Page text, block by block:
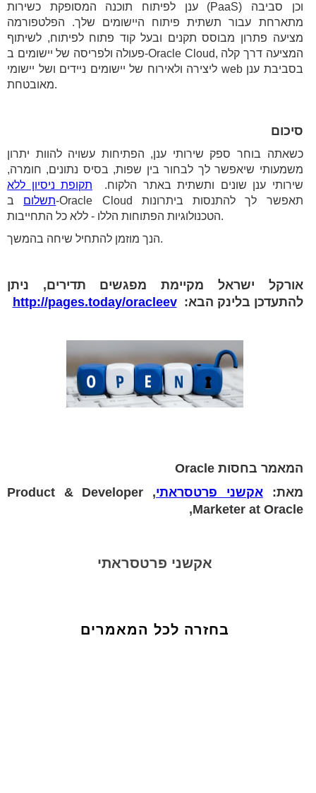
ענן לפיתוח תוכנה המסופקת כשירות (PaaS) וכן סביבה
מתארחת עבור תשתית פיתוח היישומים שלך. הפלטפורמה
מציעה פתרון מבוסס תקנים ובעל קוד פתוח לפיתוח, לשיתוף
פעולה ולפריסה של יישומים ב-Oracle Cloud, המציעה דרך קלה
ליצירה ולאירוח של יישומים ניידים ושל יישומי web בסביבת ענן
מאובטחת.
סיכום
כשאתה בוחר ספק שירותי ענן, הפתיחות עשויה להוות יתרון
משמעותי שיאפשר לך לבחור בין שפות, בסיס נתונים, חומרה,
שירותי ענן שונים ותשתית באתר הלקוח. תקופת ניסיון ללא
תשלום ב-Oracle Cloud תאפשר לך להתנסות ביתרונות
הטכנולוגיות הפתוחות הללו - ללא כל התחייבות.
הנך מוזמן להתחיל שיחה בהמשך.
אורקל ישראל מקיימת מפגשים תדירים, ניתן
להתעדכן בלינק הבא:http://pages.today/oracleev
המאמר בחסות Oracle
מאת:אקשני פרטסראתי
, Product & Developer
Marketer at Oracle,
אקשני פרטסראתי
בחזרה לכל המאמרים